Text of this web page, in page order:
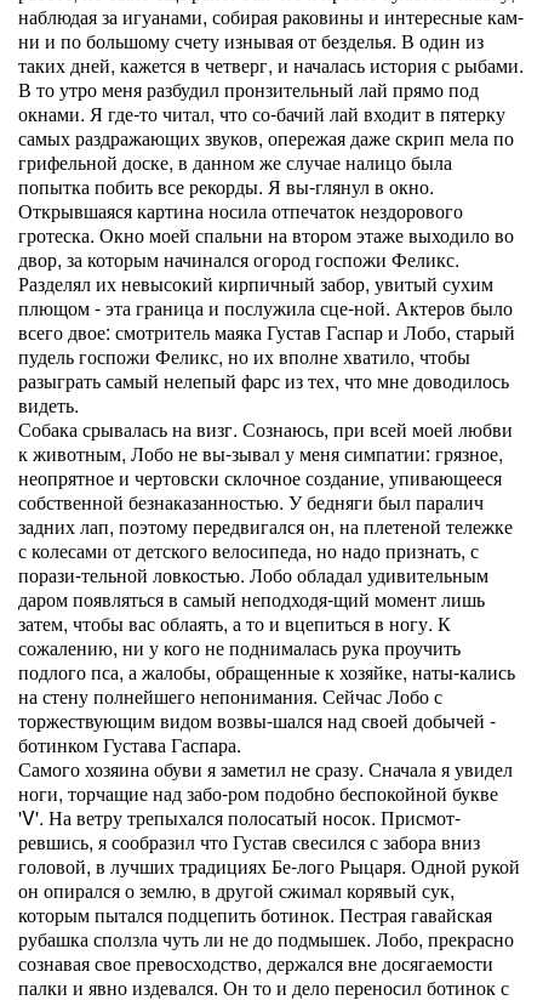
наблюдая за игуанами, собирая раковины и интересные кам-
ни и по большому счету изнывая от безделья. В один из
таких дней, кажется в четверг, и началась история с рыбами.
В то утро меня разбудил пронзительный лай прямо под
окнами. Я где-то читал, что со-бачий лай входит в пятерку
самых раздражающих звуков, опережая даже скрип мела по
грифельной доске, в данном же случае налицо была
попытка побить все рекорды. Я вы-глянул в окно.
Открывшаяся картина носила отпечаток нездорового
гротеска. Окно моей спальни на втором этаже выходило во
двор, за которым начинался огород госпожи Феликс.
Разделял их невысокий кирпичный забор, увитый сухим
плющом - эта граница и послужила сце-ной. Актеров было
всего двое: смотритель маяка Густав Гаспар и Лобо, старый
пудель госпожи Феликс, но их вполне хватило, чтобы
разыграть самый нелепый фарс из тех, что мне доводилось
видеть.
Собака срывалась на визг. Сознаюсь, при всей моей любви
к животным, Лобо не вы-зывал у меня симпатии: грязное,
неопрятное и чертовски склочное создание, упивающееся
собственной безнаказанностью. У бедняги был паралич
задних лап, поэтому передвигался он, на плетеной тележке
с колесами от детского велосипеда, но надо признать, с
порази-тельной ловкостью. Лобо обладал удивительным
даром появляться в самый неподходя-щий момент лишь
затем, чтобы вас облаять, а то и вцепиться в ногу. К
сожалению, ни у кого не поднималась рука проучить
подлого пса, а жалобы, обращенные к хозяйке, наты-кались
на стену полнейшего непонимания. Сейчас Лобо с
торжествующим видом возвы-шался над своей добычей -
ботинком Густава Гаспара.
Самого хозяина обуви я заметил не сразу. Сначала я увидел
ноги, торчащие над забо-ром подобно беспокойной букве
'V'. На ветру трепыхался полосатый носок. Присмот-
ревшись, я сообразил что Густав свесился с забора вниз
головой, в лучших традициях Бе-лого Рыцаря. Одной рукой
он опирался о землю, в другой сжимал корявый сук,
которым пытался подцепить ботинок. Пестрая гавайская
рубашка сползла чуть ли не до подмышек. Лобо, прекрасно
сознавая свое превосходство, держался вне досягаемости
палки и явно издевался. Он то и дело переносил ботинок с